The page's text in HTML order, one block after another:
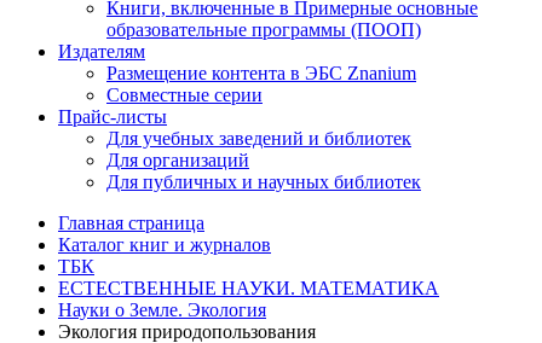
Книги, включенные в Примерные основные
образовательные программы (ПООП)
Издателям
Размещение контента в ЭБС Znanium
Совместные серии
Прайс-листы
Для учебных заведений и библиотек
Для организаций
Для публичных и научных библиотек
Главная страница
Каталог книг и журналов
ТБК
ЕСТЕСТВЕННЫЕ НАУКИ. МАТЕМАТИКА
Науки о Земле. Экология
Экология природопользования